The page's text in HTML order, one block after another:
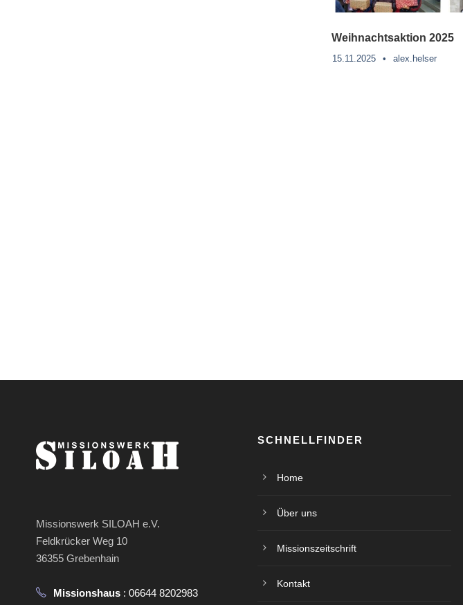
Weihnachtsaktion 2025
15.11.2025 • alex.helser
Missionswerk SILOAH e.V.
Feldkrücker Weg 10
36355 Grebenhain
Missionshaus : 06644 8202983
SCHNELLFINDER
Home
Über uns
Missionszeitschrift
Kontakt